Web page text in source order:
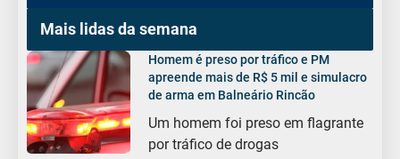
Mais lidas da semana
Homem é preso por tráfico e PM
apreende mais de R$ 5 mil e simulacro
de arma em Balneário Rincão
Um homem foi preso em flagrante
por tráfico de drogas